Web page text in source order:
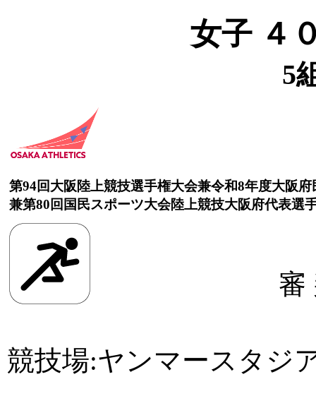
女子 ４
5
第94回大阪陸上競技選手権大会兼令和8年度大阪
兼第80回国民スポーツ大会陸上競技大阪府代表選
審
競技場:ヤンマースタジ